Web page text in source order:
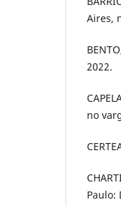
Aires,
2022.
no
Paulo: